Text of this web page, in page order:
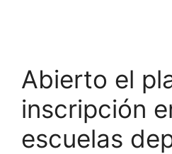
Abierto el
inscripción
escuelas